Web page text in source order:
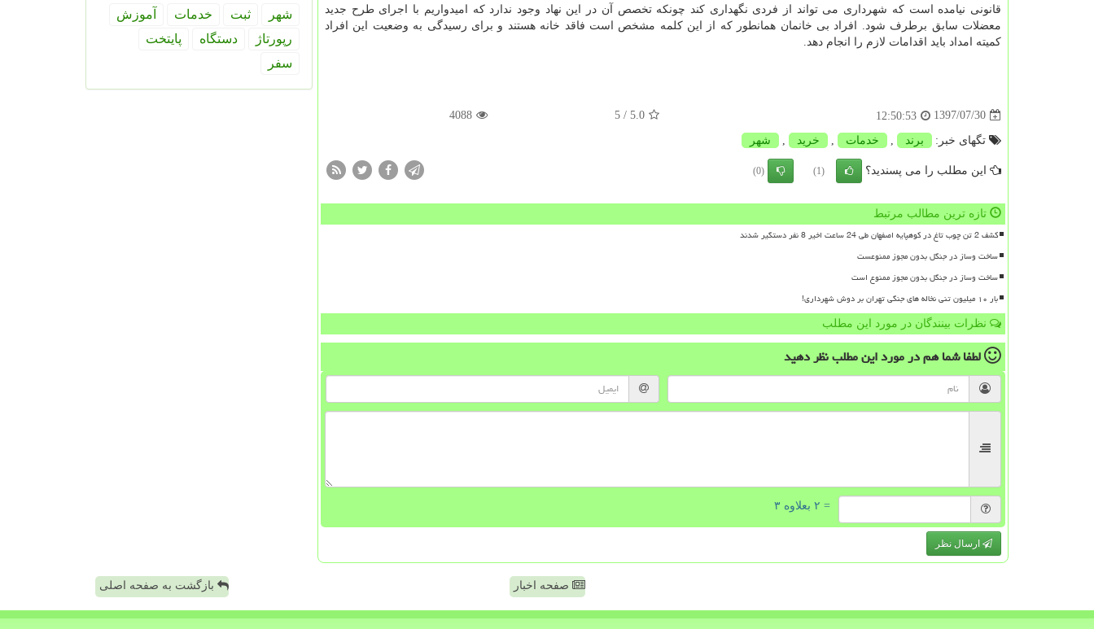
قانونی نیامده است كه شهرداری می تواند از فردی نگهداری كند چونكه تخصص آن در این نهاد وجود ندارد كه امیدواریم با اجرای طرح جدید
معضلات سابق برطرف شود. افراد بی خانمان همانطور كه از این كلمه مشخص است فاقد خانه هستند و برای رسیدگی به وضعیت این افراد
كمیته امداد باید اقدامات لازم را انجام دهد.
1397/07/30
12:50:53
5.0
/ 5
4088
تگهای خبر: برند خدمات خرید شهر
این مطلب را می پسندید؟ (1)
(0)
تازه ترین مطالب مرتبط
کشف 2 تن چوب تاغ در کوهپایه اصفهان طی 24 ساعت اخیر 8 نفر دستگیر شدند
ساخت وساز در جنگل بدون مجوز ممنوعست
ساخت وساز در جنگل بدون مجوز ممنوع است
بار ۱۰ میلیون تنی نخاله های جنگی تهران بر دوش شهرداری!
نظرات بینندگان در مورد این مطلب
لطفا شما همدر مورد این مطلبنظر دهید
= ۲ بعلاوه ۳
ارسال نظر
شهر ثبت خدمات
آموزش
رپورتاژ
دستگاه
پایتخت
سفر
صفحه اخبار بازگشت به صفحه اصلی